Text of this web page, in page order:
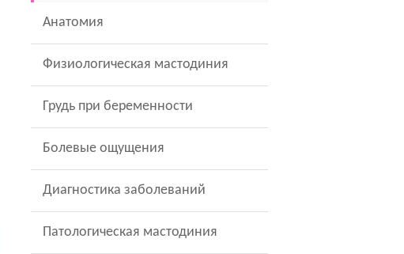
Анатомия
Физиологическая мастодиния
Грудь при беременности
Болевые ощущения
Диагностика заболеваний
Патологическая мастодиния